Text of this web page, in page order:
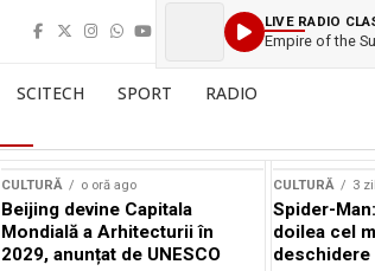
LIVE RADIO
Empire of the
SCITECH SPORT RADIO
CULTURĂ o oră ago
Beijing devine Capitala
Mondială a Arhitecturii în
2029, anunțat de UNESCO
CULTURĂ 3
Spider-
doilea cel